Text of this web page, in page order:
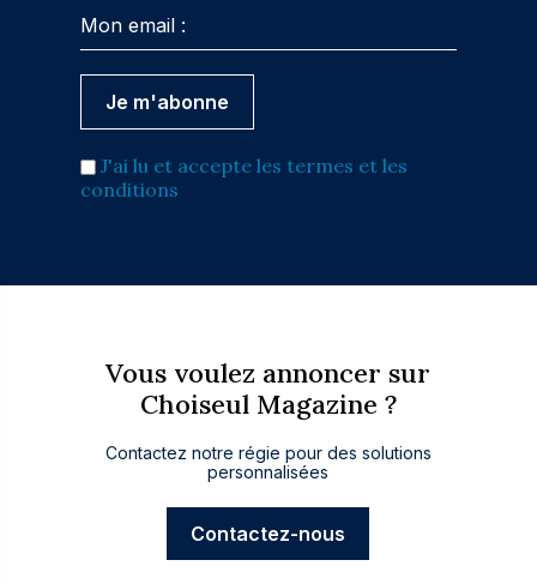
J'ai lu et accepte les termes et les
conditions
Vous voulez annoncer sur
Choiseul Magazine ?
Contactez notre régie pour des solutions
personnalisées
Contactez-nous